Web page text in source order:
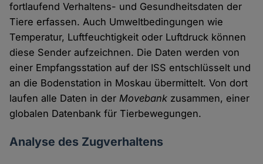
fortlaufend Verhaltens- und Gesundheitsdaten der
Tiere erfassen. Auch Umweltbedingungen wie
Temperatur, Luftfeuchtigkeit oder Luftdruck können
diese Sender aufzeichnen. Die Daten werden von
einer Empfangsstation auf der ISS entschlüsselt und
an die Bodenstation in Moskau übermittelt. Von dort
laufen alle Daten in derMovebank zusammen, einer
globalen Datenbank für Tierbewegungen.
Analyse des Zugverhaltens